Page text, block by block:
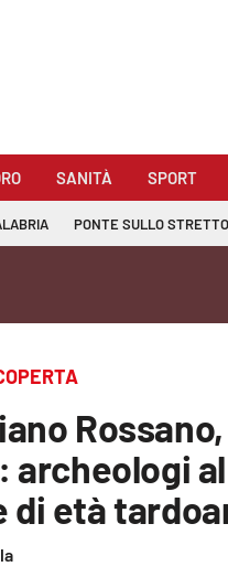
SANITÀ SPORT
PONTE SULLO STRETTO
archeologi
di età